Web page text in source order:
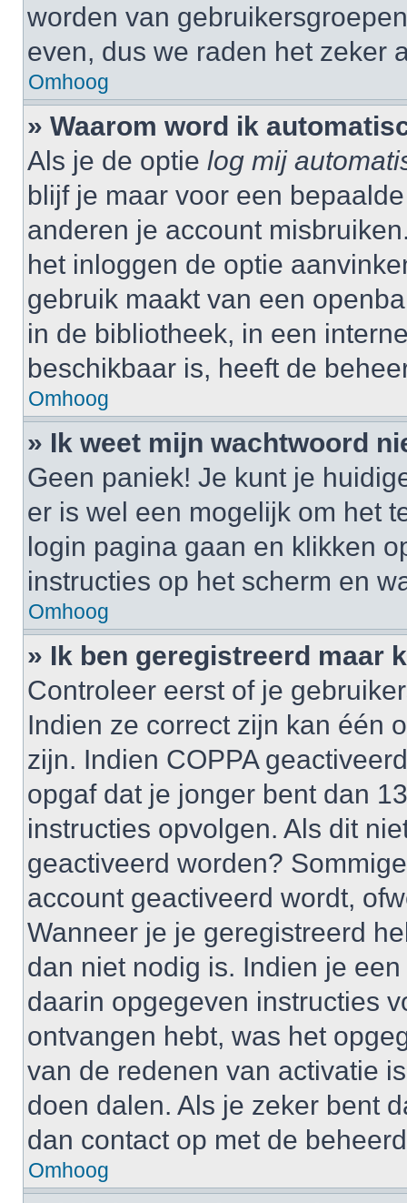
worden van
even, dus we raden het zeker
Omhoog
» Waarom word ik
Als je de optie log mij
blijf je maar voor een
anderen je account
het inloggen de optie
gebruik maakt van een
in de bibliotheek, in een
beschikbaar is, heeft de
Omhoog
» Ik weet mijn wachtwoord
Geen paniek! Je kunt je
er is wel een mogelijk om het
login pagina gaan en klikken
instructies op het scherm en
Omhoog
» Ik ben geregistreerd maar
Controleer eerst of je
Indien ze correct zijn kan één
zijn. Indien COPPA
opgaf dat je jonger bent dan
instructies opvolgen. Als dit
geactiveerd worden?
account geactiveerd wordt,
Wanneer je je geregistreerd
dan niet nodig is. Indien je
daarin opgegeven instructies
ontvangen hebt, was het
van de redenen van activatie
doen dalen. Als je zeker bent
dan contact op met de
Omhoog